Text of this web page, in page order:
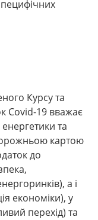
Курсу та
Covіd-19 вважає
та
картою
до
а і
економіки), у
перехід) та